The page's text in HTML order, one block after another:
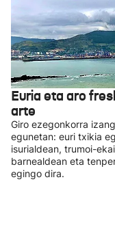
Euria eta aro
arte
Giro ezegonkorra
egunetan: euri txikia
isurialdean, trumoi-
barnealdean eta
egingo dira.